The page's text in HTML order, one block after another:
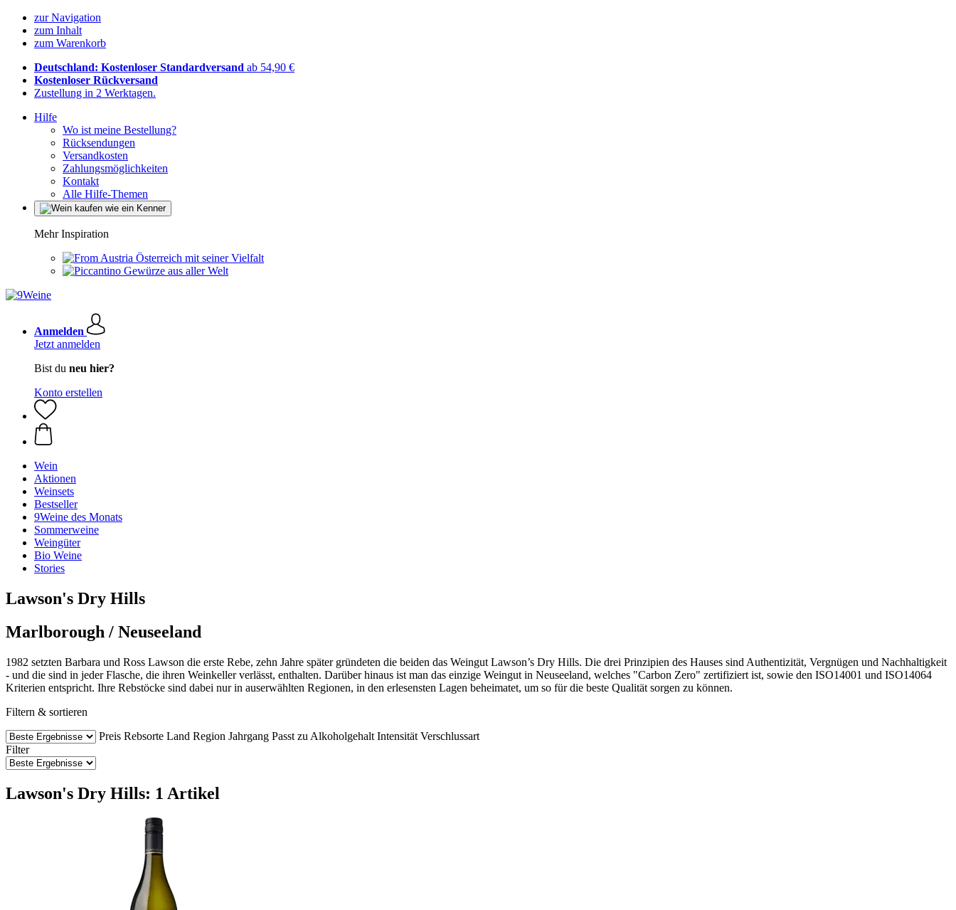
zur Navigation
zum Inhalt
zum Warenkorb
Deutschland: Kostenloser Standardversand ab 54,90 €
Kostenloser Rückversand
Zustellung in 2 Werktagen.
Hilfe
Wo ist meine Bestellung?
Rücksendungen
Versandkosten
Zahlungsmöglichkeiten
Kontakt
Alle Hilfe-Themen
Mehr Inspiration
Österreich mit seiner Vielfalt
Gewürze aus aller Welt
Anmelden
Jetzt anmelden
Bist du neu hier?
Konto erstellen
Wein
Aktionen
Weinsets
Bestseller
9Weine des Monats
Sommerweine
Weingüter
Bio Weine
Stories
Lawson's Dry Hills
Marlborough / Neuseeland
1982 setzten Barbara und Ross Lawson die erste Rebe, zehn Jahre später gründeten die beiden das Weingut Lawson’s Dry Hills. Die drei Prinzipien des Hauses sind Authentizität, Vergnügen und Nachhaltigkeit
- und die sind in jeder Flasche, die ihren Weinkeller verlässt, enthalten. Darüber hinaus ist man das einzige Weingut in Neuseeland, welches "Carbon Zero" zertifiziert ist, sowie den ISO14001 und ISO14064
Kriterien entspricht. Ihre Rebstöcke sind dabei nur in auserwählten Regionen, in den erlesensten Lagen beheimatet, um so für die beste Qualität sorgen zu können.
Filtern & sortieren
Preis Rebsorte Land Region Jahrgang Passt zu Alkoholgehalt Intensität Verschlussart
Filter
Lawson's Dry Hills: 1 Artikel